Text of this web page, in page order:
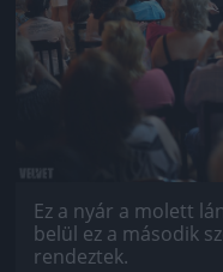
Ez a nyár a molett
belül ez a második
rendeztek.